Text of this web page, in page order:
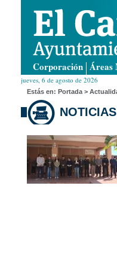
Corporación Áreas
jueves, 6 de agosto de 2026
Estás en: Portada >
NOTICIAS